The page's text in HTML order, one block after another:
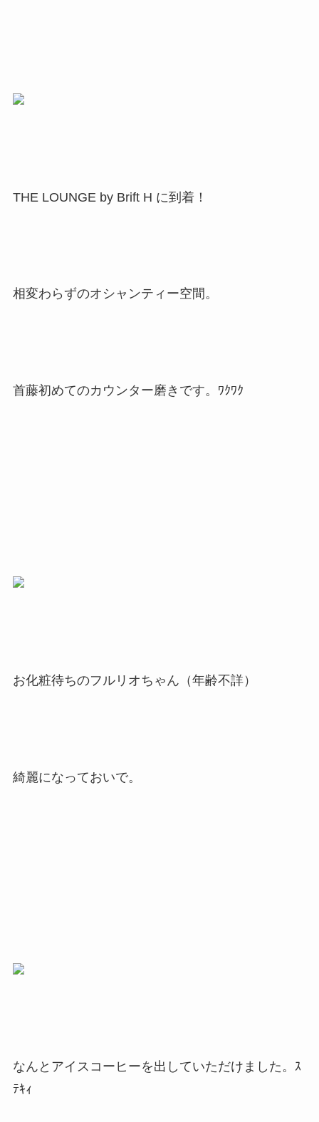
THE LOUNGE by Brift H に到着！
相変わらずのオシャンティー空間。
首藤初めてのカウンター磨きです。ﾜｸﾜｸ
お化粧待ちのフルリオちゃん（年齢不詳）
綺麗になっておいで。
なんとアイスコーヒーを出していただけました。ｽ
ﾃｷｨ